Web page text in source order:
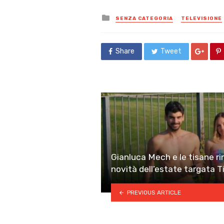
Posted
in
SENZA CATEGORIA TELEVISIONE
Share Tweet
Gianluca Mech e le tisane
novità dell’estate targata
PREVIOUS ARTICLE